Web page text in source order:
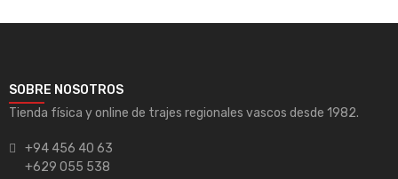
SOBRE NOSOTROS
Tienda física y online de trajes regionales vascos desde 1982.
+94 456 40 63
+629 055 538